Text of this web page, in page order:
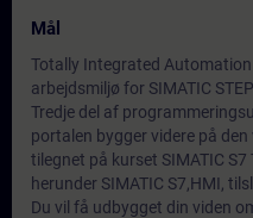
Mål
Totally Integrated
arbejdsmiljø for SIMATIC
Tredje del af
portalen bygger videre på
tilegnet på kurset SIMATIC
herunder SIMATIC S7,HMI,
Du vil få udbygget din viden